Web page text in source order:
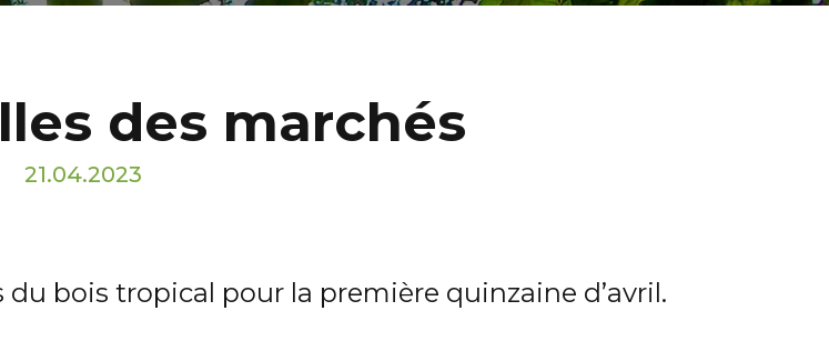
des marchés
21.04.2023
du bois tropical pour la première quinzaine d’avril.